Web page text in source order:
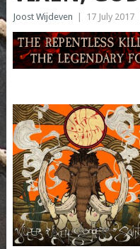
Joost Wijdeven 17 July 2017